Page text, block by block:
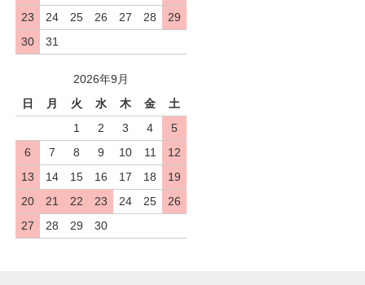
23
24 25 26 27 28
29
30
31
2026年9月
日
月 火 水 木 金
土
1
2 3 4
5
6
7 8 9 10 11
12
13
14 15 16 17 18
19
20
21 22 23 24 25
26
27
28 29 30